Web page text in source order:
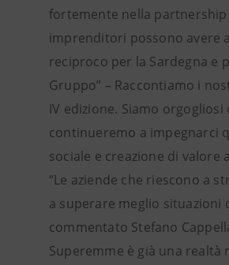
fortemente nella
imprenditori possono avere
reciproco per la Sardegna e
Gruppo” – Raccontiamo i
IV edizione. Siamo
continueremo a impegnarci
sociale e creazione di valore
“Le aziende che riescono a
a superare meglio situazioni
commentato Stefano
Superemme è già una